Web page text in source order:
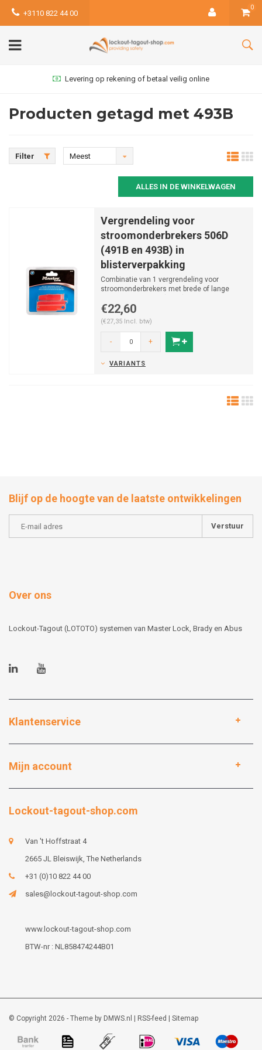
+3110 822 44 00
0
Levering op rekening of betaal veilig online
Producten getagd met 493B
Filter
Meest
ALLES IN DE WINKELWAGEN
Vergrendeling voor
stroomonderbrekers 506D
(491B en 493B) in
blisterverpakking
Combinatie van 1 vergrendeling voor
stroomonderbrekers met brede of lange
€22,60
(€27,35 Incl. btw)
- +
VARIANTS
Blijf op de hoogte van de laatste ontwikkelingen
Verstuur
Over ons
Lockout-Tagout (LOTOTO) systemen van Master Lock, Brady en Abus
Klantenservice
Mijn account
Lockout-tagout-shop.com
Van 't Hoffstraat 4
2665 JL Bleiswijk, The Netherlands
+31 (0)10 822 44 00
sales@lockout-tagout-shop.com
www.lockout-tagout-shop.com
BTW-nr : NL858474244B01
© Copyright 2026 - Theme by DMWS.nl RSS-feed Sitemap